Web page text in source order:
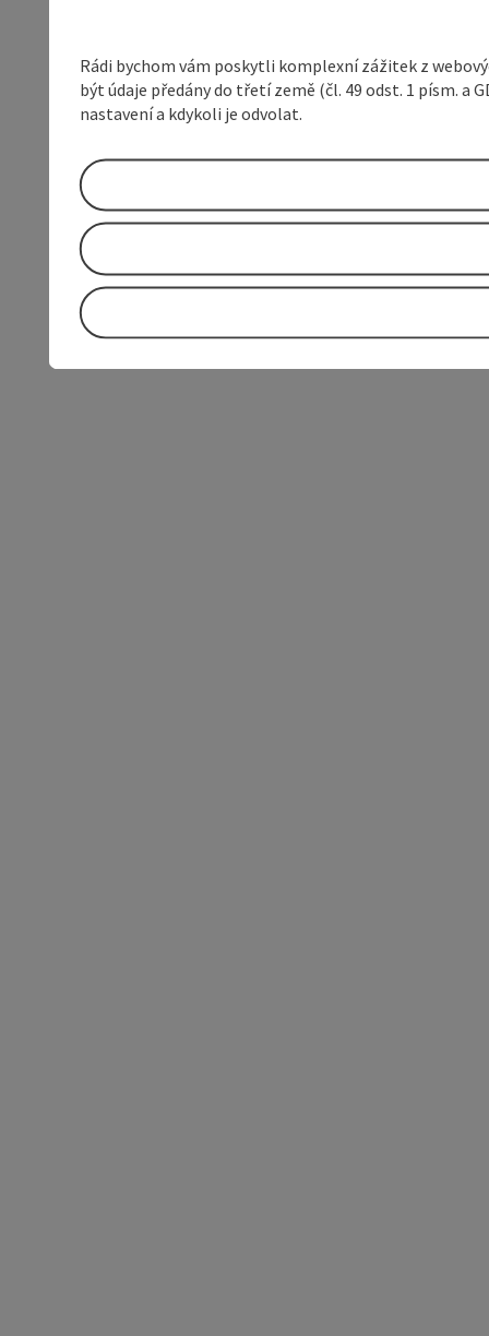
Rádi bychom vám poskytli komplexní zážitek z
být údaje předány do třetí země (čl. 49 odst. 1 písm.
nastavení a kdykoli je odvolat.